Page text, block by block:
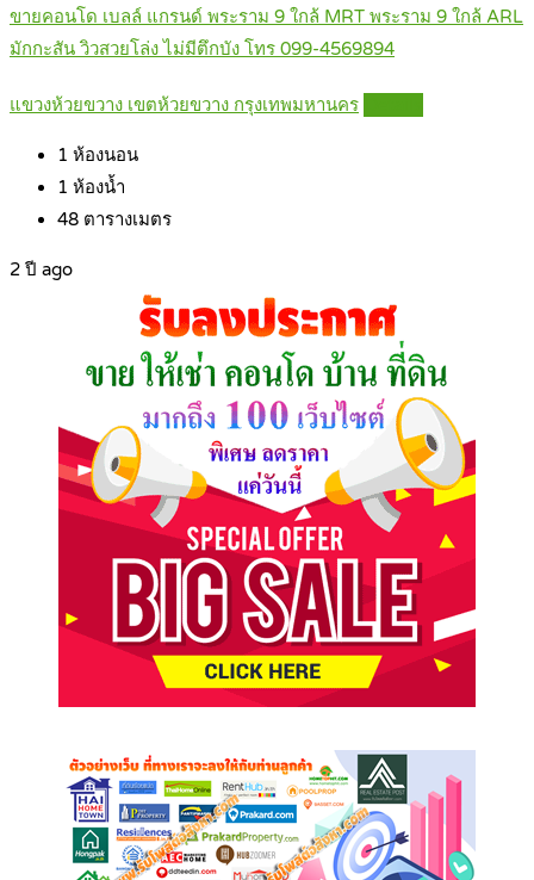
ขายคอนโด เบลล์ แกรนด์ พระราม 9 ใกล้ MRT พระราม 9 ใกล้ ARL
มักกะสัน วิวสวยโล่ง ไม่มีตึกบัง โทร 099-4569894
แขวงห้วยขวาง เขตห้วยขวาง กรุงเทพมหานคร
1 ห้องนอน
1 ห้องน้ำ
48 ตารางเมตร
2 ปี ago